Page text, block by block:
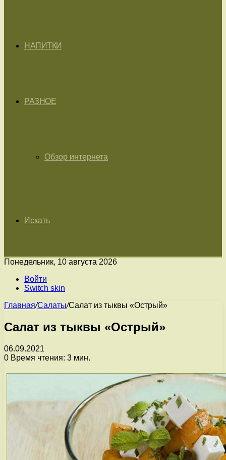
НАПИТКИ
РАЗНОЕ
Обзор интернета
Искать
Понедельник, 10 августа 2026
Войти
Switch skin
Главная/Салаты/Салат из тыквы «Острый»
Салат из тыквы «Острый»
06.09.2021
0 Время чтения: 3 мин.